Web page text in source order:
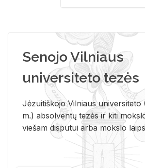
Senojo Vilniaus
universiteto tezės
Jėzuitiškojo Vilniaus universiteto
m.) absolventų tezės ir kiti
viešam disputui arba mokslo